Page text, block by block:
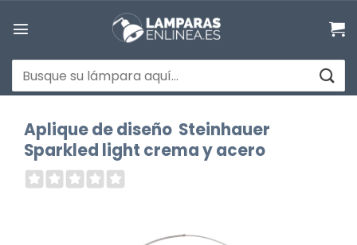
Buscar
por:
Aplique de diseño Steinhauer
Sparkled light crema y acero